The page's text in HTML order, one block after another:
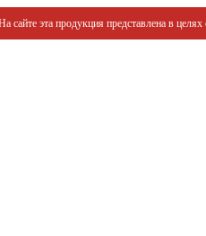
эта продукция представлена в